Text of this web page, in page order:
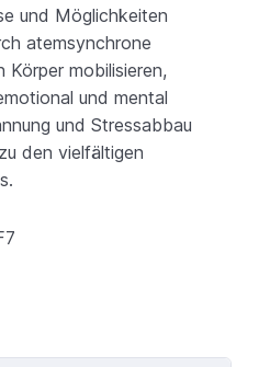
und Möglichkeiten
atemsynchrone
Körper mobilisieren,
und mental
und Stressabbau
den vielfältigen